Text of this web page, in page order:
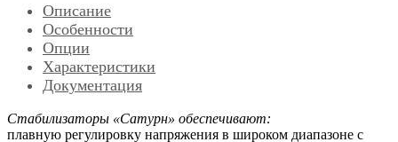
Описание
Особенности
Опции
Характеристики
Документация
Стабилизаторы «Сатурн» обеспечивают:
плавную регулировку напряжения в широком диапазоне с